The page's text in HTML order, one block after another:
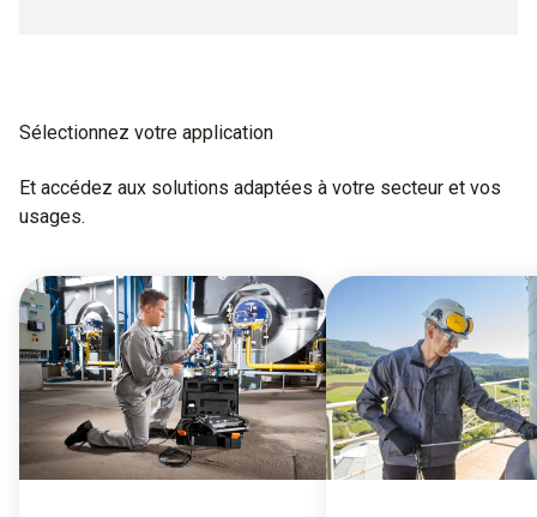
Sélectionnez votre application
Et accédez aux solutions adaptées à votre secteur et vos
usages.